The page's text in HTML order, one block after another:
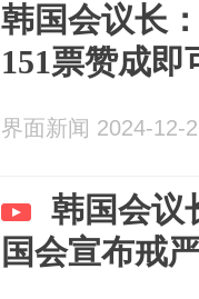
韩国会议长
151票赞成即
界面新闻 2024-12-
韩国会议
国会宣布戒